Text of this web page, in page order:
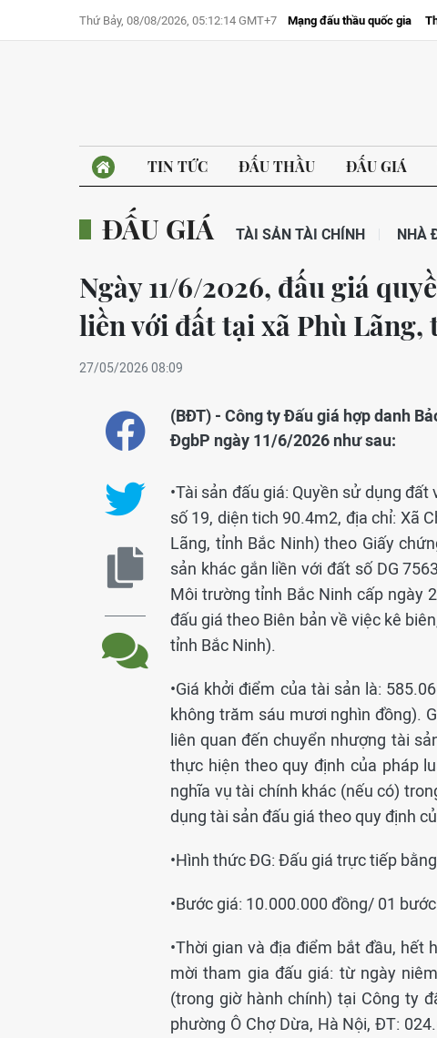
Thứ Bảy, 08/08/2026, 05:12:14 GMT+7 Mạng đấu thầu quốc gia
TIN TỨC ĐẤU THẦU ĐẤU GIÁ
ĐẤU GIÁ TÀI SẢN TÀI CHÍNH NHÀ
Ngày 11/6/2026, đấu giá
liền với đất tại xã Phù Lãng,
27/05/2026 08:09
(BĐT) - Công ty Đấu giá hợp danh
ĐgbP ngày 11/6/2026 như sau:
•Tài sản đấu giá: Quyền sử dụng
số 19, diện tich 90.4m2, địa chỉ: Xã
Lãng, tỉnh Bắc Ninh) theo Giấy
sản khác gắn liền với đất số DG
Môi trường tỉnh Bắc Ninh cấp ngày
đấu giá theo Biên bản về việc kê
tỉnh Bắc Ninh).
•Giá khởi điểm của tài sản là:
không trăm sáu mươi nghìn đồng).
liên quan đến chuyển nhượng tài
thực hiện theo quy định của pháp
nghĩa vụ tài chính khác (nếu có)
dụng tài sản đấu giá theo quy định
•Hình thức ĐG: Đấu giá trực tiếp
•Bước giá: 10.000.000 đồng/ 01
•Thời gian và địa điểm bắt đầu, hết
mời tham gia đấu giá: từ ngày
(trong giờ hành chính) tại Công ty
phường Ô Chợ Dừa, Hà Nội, ĐT: